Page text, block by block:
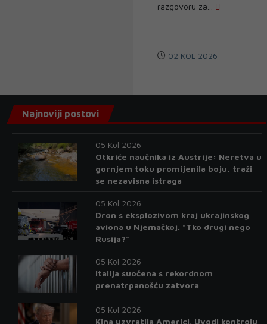
razgovoru za...
02 KOL 2026
Najnoviji postovi
05 Kol 2026
Otkriće naučnika iz Austrije: Neretva u
gornjem toku promijenila boju, traži
se nezavisna istraga
05 Kol 2026
Dron s eksplozivom kraj ukrajinskog
aviona u Njemačkoj. "Tko drugi nego
Rusija?"
05 Kol 2026
Italija suočena s rekordnom
prenatrpanošću zatvora
05 Kol 2026
Kina uzvratila Americi. Uvodi kontrolu